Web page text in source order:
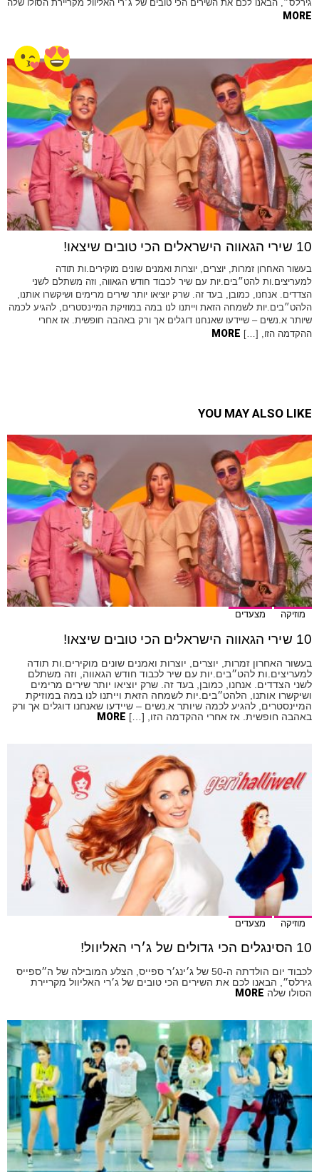
גירלס״, הבאנו לכם את השירים הכי טובים של ג׳רי האליוול מקריירת הסולו שלה
MORE
10 שירי הגאווה הישראלים הכי טובים שיצאו!
בעשור האחרון זמרות, יוצרים, יוצרות ואמנים שונים מוקירים.ות תודה
למעריצים.ות להט״בים.יות עם שיר לכבוד חודש הגאווה, וזה משתלם לשני
הצדדים. אנחנו, כמובן, בעד זה. שרק יוציאו יותר שירים מרימים ושיקשרו אותנו,
הלהט״בים.יות לשמחה הזאת וייתנו לנו במה במוזיקת המיינסטרים, להגיע לכמה
שיותר א.נשים – שיידעו שאנחנו דוגלים אך ורק באהבה חופשית. אז אחרי
ההקדמה הזו, […] MORE
YOU MAY ALSO LIKE
מוזיקה מצעדים
10 שירי הגאווה הישראלים הכי טובים שיצאו!
בעשור האחרון זמרות, יוצרים, יוצרות ואמנים שונים מוקירים.ות תודה
למעריצים.ות להט״בים.יות עם שיר לכבוד חודש הגאווה, וזה משתלם
לשני הצדדים. אנחנו, כמובן, בעד זה. שרק יוציאו יותר שירים מרימים
ושיקשרו אותנו, הלהט״בים.יות לשמחה הזאת וייתנו לנו במה במוזיקת
המיינסטרים, להגיע לכמה שיותר א.נשים – שיידעו שאנחנו דוגלים אך ורק
באהבה חופשית. אז אחרי ההקדמה הזו, […] MORE
מוזיקה מצעדים
10 הסינגלים הכי גדולים של ג׳רי האליוול!
לכבוד יום הולדתה ה-50 של ג׳ינג׳ר ספייס, הצלע המובילה של ה״ספייס
גירלס״, הבאנו לכם את השירים הכי טובים של ג׳רי האליוול מקריירת
הסולו שלה MORE